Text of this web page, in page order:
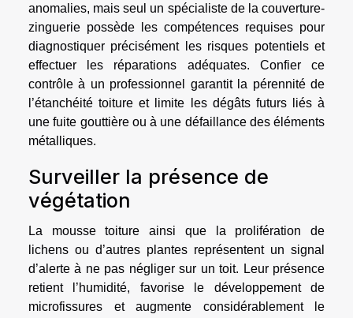
anomalies, mais seul un spécialiste de la couverture-
zinguerie possède les compétences requises pour
diagnostiquer précisément les risques potentiels et
effectuer les réparations adéquates. Confier ce
contrôle à un professionnel garantit la pérennité de
l’étanchéité toiture et limite les dégâts futurs liés à
une fuite gouttière ou à une défaillance des éléments
métalliques.
Surveiller la présence de
végétation
La mousse toiture ainsi que la prolifération de
lichens ou d’autres plantes représentent un signal
d’alerte à ne pas négliger sur un toit. Leur présence
retient l’humidité, favorise le développement de
microfissures et augmente considérablement le